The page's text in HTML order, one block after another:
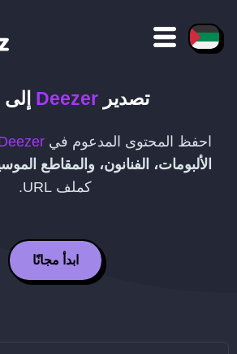
تصدير Deezer إلى
احفظ المحتوى المدعوم في
الألبومات، الفنانون، والمقاطع
كملف URL
.
ابدأ مجانًا